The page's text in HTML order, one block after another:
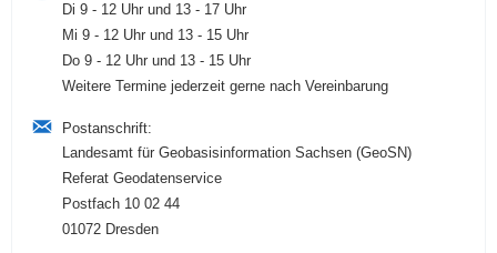
Di 9 - 12 Uhr und 13 - 17 Uhr
Mi 9 - 12 Uhr und 13 - 15 Uhr
Do 9 - 12 Uhr und 13 - 15 Uhr
Weitere Termine jederzeit gerne nach Vereinbarung
Postanschrift:
Landesamt für Geobasisinformation Sachsen (GeoSN)
Referat Geodatenservice
Postfach 10 02 44
01072 Dresden